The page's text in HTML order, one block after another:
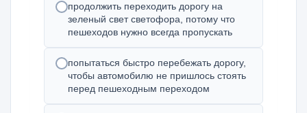
продолжить переходить дорогу на
зеленый свет светофора, потому что
пешеходов нужно всегда пропускать
попытаться быстро перебежать дорогу,
чтобы автомобилю не пришлось стоять
перед пешеходным переходом